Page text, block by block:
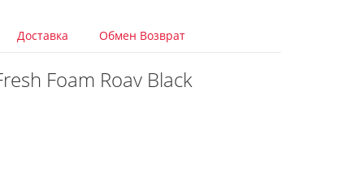
Доставка Обмен Возврат
Foam Roav Black